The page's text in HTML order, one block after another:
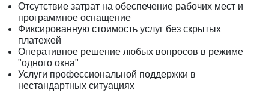
Отсутствие затрат на обеспечение рабочих мест и
программное оснащение
Фиксированную стоимость услуг без скрытых
платежей
Оперативное решение любых вопросов в режиме
"одного окна"
Услуги профессиональной поддержки в
нестандартных ситуациях